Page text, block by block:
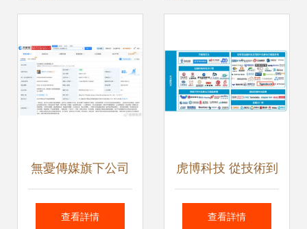
無憂傳媒旗下公司
增資至5000萬，聚
查看詳情
虎博科技 從技術到
應用的躍遷——
查看詳情